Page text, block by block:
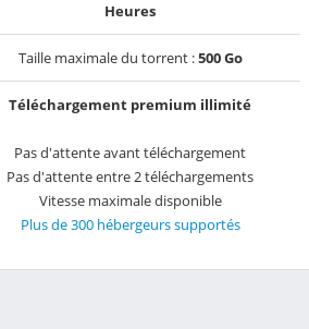
Heures
Taille maximale du torrent :500 Go
Téléchargement premium illimité
Pas d'attente avant téléchargement
Pas d'attente entre 2 téléchargements
Vitesse maximale disponible
Plus de 300 hébergeurs supportés